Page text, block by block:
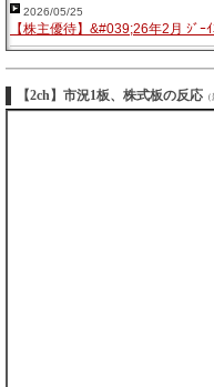
2026/05/25
【株主優待】&#039;26年2月 ｼﾞｰ
【2ch】市況1板、株式板の反応